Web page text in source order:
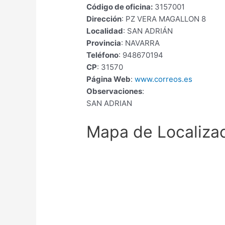
Código de oficina: 3157001
Dirección: PZ VERA MAGALLON 8
Localidad: SAN ADRIÁN
Provincia: NAVARRA
Teléfono: 948670194
CP: 31570
Página Web: www.correos.es
Observaciones:
SAN ADRIAN
Mapa de